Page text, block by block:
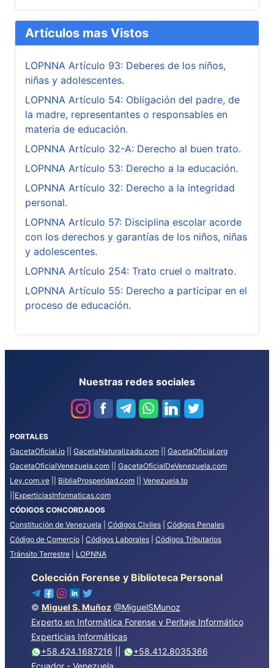
Artículos mas Vistos
LOPNNA Artículo 93: Deberes de los niños,
niñas y adolescentes.
LOPNNA Artículo 54: Obligación del padre, de
la madre, representantes o responsables en
materia de educación.
LOPNNA Artículo 32-A: Derecho al buen trato.
LOPNNA Artículo 53: Derecho a la educación.
LOPNNA Artículo 32: Derecho a la integridad
personal.
LOPNNA Artículo 57: Disciplina escolar acorde
con los derechos y garantías de los niños, niñas
y adolescentes.
LOPNNA Artículo 254: Trato cruel o maltrato.
LOPNNA Artículo 55: Derecho a participar en el
proceso de educación.
Nuestras redes sociales
PORTALES
GacetaOficial.io
GacetaNaturalizado.com
GacetaOficial.org
GacetaOficialVenezuela.com
GacetaOficialDeVenezuela.com
Ley.com.ve
BibliaProsperidad.com
Venezuela.to
ExperticiasInformaticas.com
CÓDIGOS CONCORDADOS
Constitución de Venezuela
Códigos Civiles
Códigos Penales
Código de Comercio
Códigos Laborales
Códigos Tributarios
Tránsito Terrestre
LOPNNA
Colección Forense y Biblioteca Personal
© Miguel S. Muñoz @MiguelSMunoz
Experto en Informática Forense y Peritaje Informático
Experticias Informáticas
+58.424.1687216
+58.412.8035366
Ecuador - Venezuela